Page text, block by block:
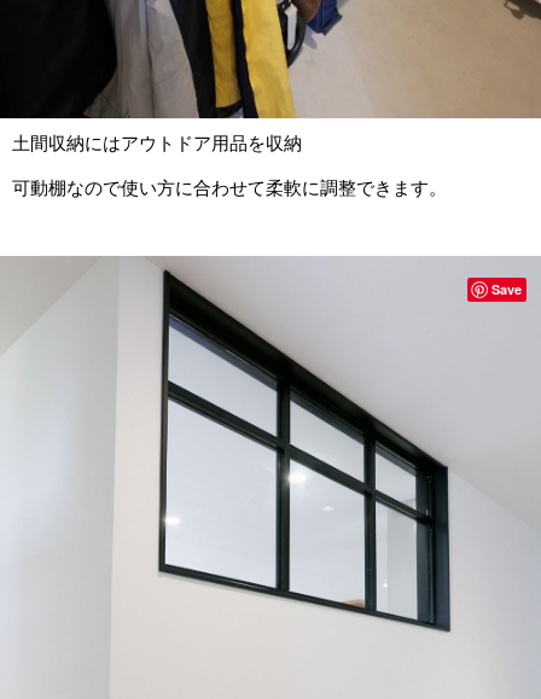
土間収納にはアウトドア用品を収納
可動棚なので使い方に合わせて柔軟に調整できます。
Save